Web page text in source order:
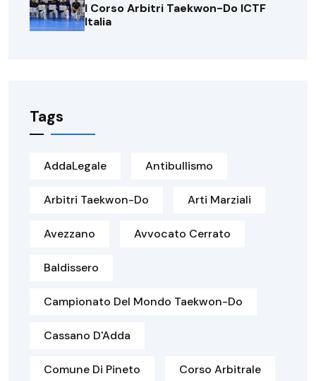
I Corso Arbitri Taekwon-Do ICTF
Italia
Tags
AddaLegale Antibullismo
Arbitri Taekwon-Do Arti Marziali
Avezzano Avvocato Cerrato
Baldissero
Campionato Del Mondo Taekwon-Do
Cassano D'Adda
Comune Di Pineto Corso Arbitrale